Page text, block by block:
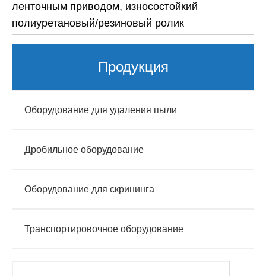
ленточным приводом, износостойкий
полиуретановый/резиновый ролик
Продукция
Оборудование для удаления пыли
Дробильное оборудование
Оборудование для скрининга
Транспортировочное оборудование